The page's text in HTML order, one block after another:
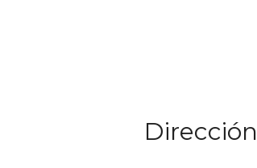
Dirección